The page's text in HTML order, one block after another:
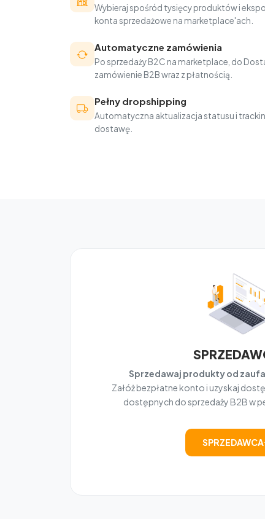
Wybieraj spośród tysięcy produktów i
konta sprzedażowe na marketplace'ach.
Automatyczne zamówienia
Po sprzedaży B2C na marketplace, do
zamówienie B2B wraz z płatnością.
Pełny dropshipping
Automatyczna aktualizacja statusu i
dostawę.
Sprzedawaj produkty od
Załóż bezpłatne konto i uzyskaj
dostępnych do sprzedaży B2B w
SPRZEDAWCA